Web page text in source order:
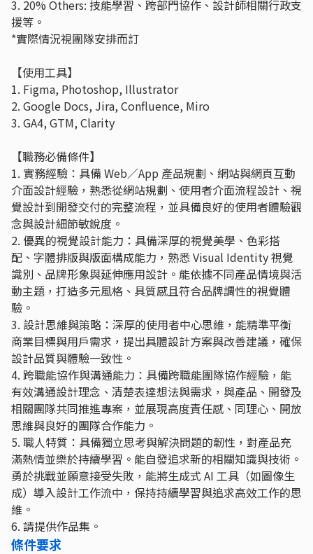
3. 20% Others: 技能學習、跨部門協作、設計師相關行政支
援等。
*實際情況視團隊安排而訂
【使用工具】
1. Figma, Photoshop, Illustrator
2. Google Docs, Jira, Confluence, Miro
3. GA4, GTM, Clarity
【職務必備條件】
1. 實務經驗：具備 Web／App 產品規劃、網站與網頁互動
介面設計經驗，熟悉從網站規劃、使用者介面流程設計、視
覺設計到開發交付的完整流程，並具備良好的使用者體驗觀
念與設計細節敏銳度。
2. 優異的視覺設計能力：具備深厚的視覺美學、色彩搭
配、字體排版與版面構成能力，熟悉 Visual Identity 視覺
識別、品牌形象與延伸應用設計。能依據不同產品情境與活
動主題，打造多元風格、具質感且符合品牌調性的視覺體
驗。
3. 設計思維與策略：深厚的使用者中心思維，能精準平衡
商業目標與用戶需求，提出具體設計方案與改善建議，確保
設計品質與體驗一致性。
4. 跨職能協作與溝通能力：具備跨職能團隊協作經驗，能
有效溝通設計理念、清楚表達想法與需求，與產品、開發及
相關團隊共同推進專案，並展現高度責任感、同理心、開放
思維與良好的團隊合作能力。
5. 職人特質：具備獨立思考與解決問題的韌性，對產品充
滿熱情並樂於持續學習。能自發追求新的相關知識與技術。
勇於挑戰並願意接受失敗，能將生成式 AI 工具（如圖像生
成）導入設計工作流中，保持持續學習與追求高效工作的思
維。
6. 請提供作品集。
條件要求